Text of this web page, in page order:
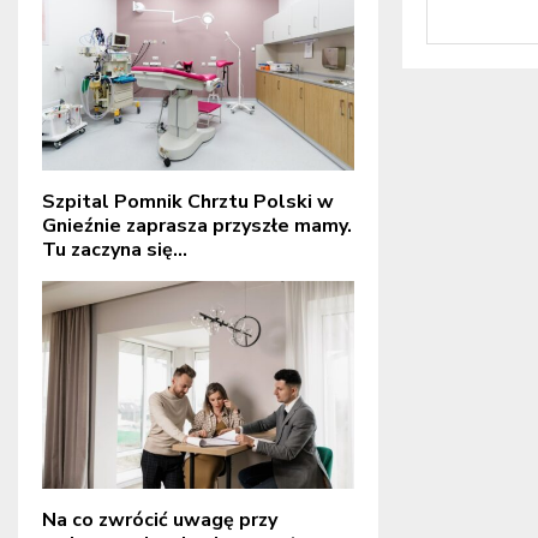
Szpital Pomnik Chrztu Polski w
Gnieźnie zaprasza przyszłe mamy.
Tu zaczyna się...
Na co zwrócić uwagę przy